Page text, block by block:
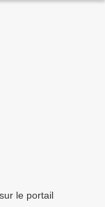
le portail